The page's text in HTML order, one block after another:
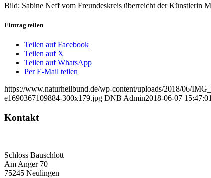
Bild: Sabine Neff vom Freundeskreis überreicht der Künstlerin
Eintrag teilen
Teilen auf Facebook
Teilen auf X
Teilen auf WhatsApp
Per E-Mail teilen
https://www.naturheilbund.de/wp-content/uploads/2018/06/
e1690367109884-300x179.jpg DNB Admin2018-06-07 15:47:01
Kontakt
Schloss Bauschlott
Am Anger 70
75245 Neulingen